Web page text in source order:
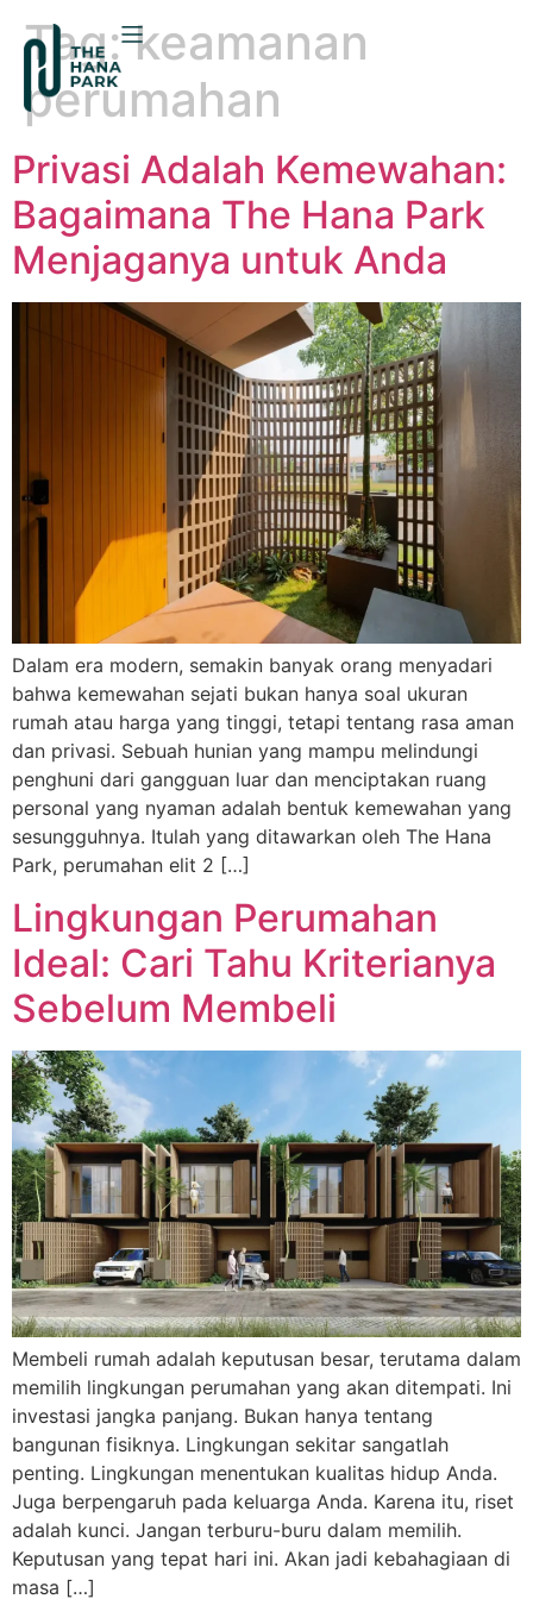
Tag:keamanan
perumahan
Privasi Adalah Kemewahan:
Bagaimana The Hana Park
Menjaganya untuk Anda
Dalam era modern, semakin banyak orang menyadari
bahwa kemewahan sejati bukan hanya soal ukuran
rumah atau harga yang tinggi, tetapi tentang rasa aman
dan privasi. Sebuah hunian yang mampu melindungi
penghuni dari gangguan luar dan menciptakan ruang
personal yang nyaman adalah bentuk kemewahan yang
sesungguhnya. Itulah yang ditawarkan oleh The Hana
Park, perumahan elit 2 […]
Lingkungan Perumahan
Ideal: Cari Tahu Kriterianya
Sebelum Membeli
Membeli rumah adalah keputusan besar, terutama dalam
memilih lingkungan perumahan yang akan ditempati. Ini
investasi jangka panjang. Bukan hanya tentang
bangunan fisiknya. Lingkungan sekitar sangatlah
penting. Lingkungan menentukan kualitas hidup Anda.
Juga berpengaruh pada keluarga Anda. Karena itu, riset
adalah kunci. Jangan terburu-buru dalam memilih.
Keputusan yang tepat hari ini. Akan jadi kebahagiaan di
masa […]